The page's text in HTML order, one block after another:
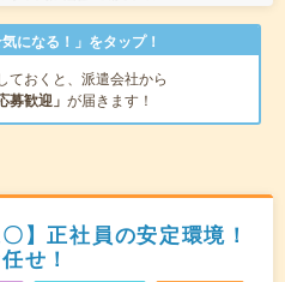
になる！」をタップ！
ておくと、派遣会社から
募歓迎」 が届きます！
】正社員の安定環境！
せ！